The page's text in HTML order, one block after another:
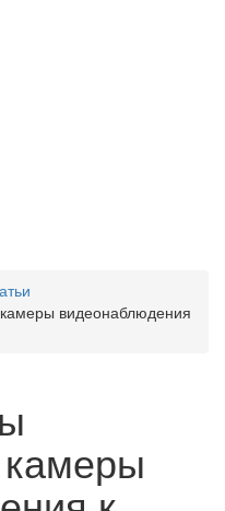
видеонаблюдения